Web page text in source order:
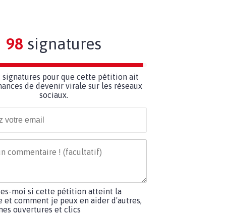
98 signatures
signatures pour que cette pétition ait
de devenir virale sur les réseaux
sociaux.
moi si cette pétition atteint la
et comment je peux en aider d'autres,
ouvertures et clics